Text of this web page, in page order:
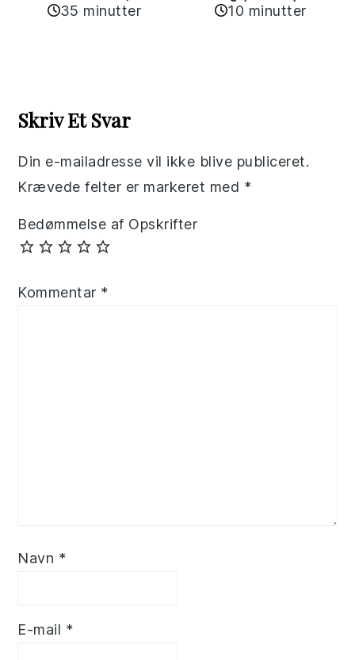
35 minutter 10 minutter
Interactions
Skriv Et Svar
Din e-mailadresse vil ikke blive publiceret.
Krævede felter er markeret med *
Bedømmelse af Opskrifter
Kommentar *
Navn *
E-mail *